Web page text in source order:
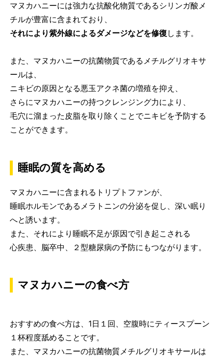
マヌカハニーには強力な抗酸化物質であるシリンガ酸メ
チルが豊富に含まれており、
それにより紫外線によるダメージなどを修復 します。
また、マヌカハニーの抗菌物質であるメチルグリオキサ
ールは、
ニキビの原因となる悪玉アクネ菌の増殖を抑え、
さらにマヌカハニーの持つクレンジング力により、
毛穴に溜まった皮脂を取り除くことでニキビを予防する
ことができます。
睡眠の質を高める
マヌカハニーに含まれるトリプトファンが、
睡眠ホルモンであるメラトニンの分泌を促し、深い眠り
へと誘います。
また、それにより睡眠不足が原因で引き起こされる
心疾患、脳卒中、２型糖尿病の予防にもつながります。
マヌカハニーの食べ方
おすすめの食べ方は、1日１回、空腹時にティースプーン
１杯程度舐めることです。
また、マヌカハニーの抗菌物質メチルグリオキサールは